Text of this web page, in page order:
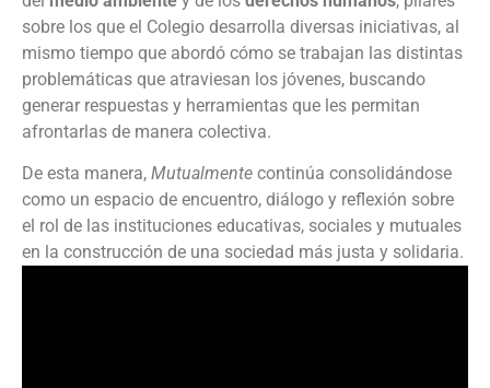
sobre los que el Colegio desarrolla diversas iniciativas, al
mismo tiempo que abordó cómo se trabajan las distintas
problemáticas que atraviesan los jóvenes, buscando
generar respuestas y herramientas que les permitan
afrontarlas de manera colectiva.
De esta manera, Mutualmente continúa consolidándose
como un espacio de encuentro, diálogo y reflexión sobre
el rol de las instituciones educativas, sociales y mutuales
en la construcción de una sociedad más justa y solidaria.